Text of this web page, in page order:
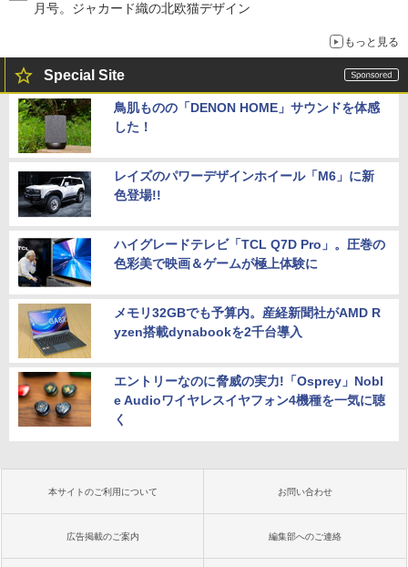
月号。ジャカード織の北欧猫デザイン
もっと見る
Special Site
鳥肌ものの「DENON HOME」サウンドを体感
した！
レイズのパワーデザインホイール「M6」に新
色登場!!
ハイグレードテレビ「TCL Q7D Pro」。圧巻の
色彩美で映画＆ゲームが極上体験に
メモリ32GBでも予算内。産経新聞社がAMD R
yzen搭載dynabookを2千台導入
エントリーなのに脅威の実力!「Osprey」Nobl
e Audioワイヤレスイヤフォン4機種を一気に聴
く
本サイトのご利用について お問い合わせ
広告掲載のご案内 編集部へのご連絡